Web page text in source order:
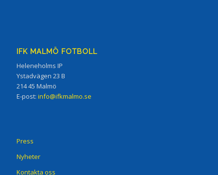
IFK MALMÖ FOTBOLL
Heleneholms IP
Ystadvägen 23 B
214 45 Malmö
E-post: info@ifkmalmo.se
Press
Nyheter
Kontakta oss